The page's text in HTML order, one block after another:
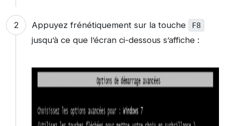
Appuyez frénétiquement sur la touche F8
jusqu’à ce que l’écran ci-dessous s’affiche :